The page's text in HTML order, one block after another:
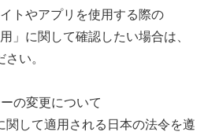
トやアプリを使用する際の
」に関して確認したい場合は、
い。
の変更について
関して適用される日本の法令を遵